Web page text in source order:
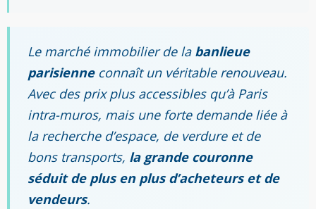
Le marché immobilier de la banlieue
parisienneconnaît un véritable renouveau.
Avec des prix plus accessibles qu’à Paris
intra-muros, mais une forte demande liée à
la recherche d’espace, de verdure et de
bons transports, la grande couronne
séduit de plus en plus d’acheteurs et de
vendeurs.